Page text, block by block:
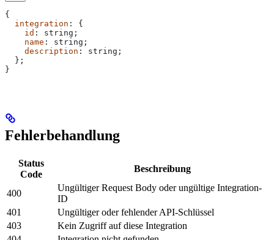
{
  integration
: {
    id
: string ;
    name
: string ;
    description
: string ;
  };
}
Fehlerbehandlung
Status
Code
Beschreibung
400
Ungültiger Request Body oder ungültige Integration-
ID
401
Ungültiger oder fehlender API-Schlüssel
403
Kein Zugriff auf diese Integration